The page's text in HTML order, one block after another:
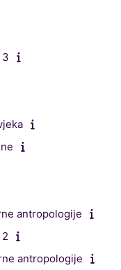
3
antropologije
antropologije